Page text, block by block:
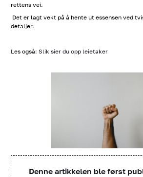
rettens vei.
Det er lagt vekt på å hente ut essensen ved
detaljer.
Les også:Slik sier du opp leietaker
Denne artikkelen ble først